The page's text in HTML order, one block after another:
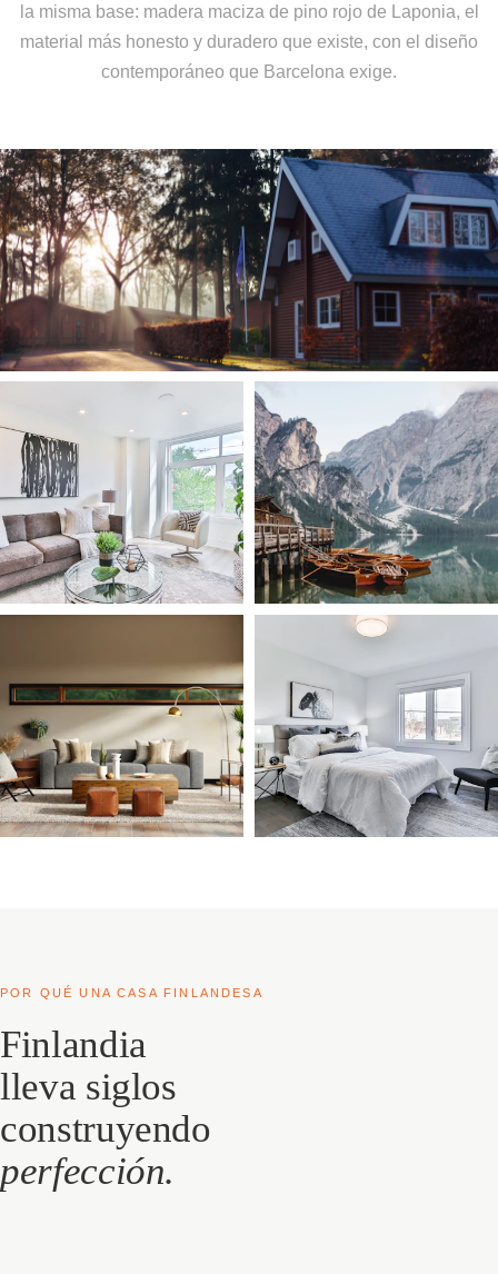
la misma base: madera maciza de pino rojo de Laponia, el
material más honesto y duradero que existe, con el diseño
contemporáneo que Barcelona exige.
POR QUÉ UNA CASA FINLANDESA
Finlandia
lleva siglos
construyendo
perfección.